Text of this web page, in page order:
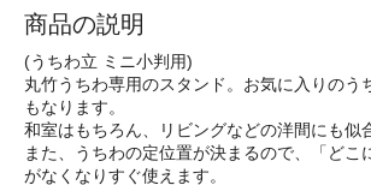
商品の説明
(うちわ立 ミニ小判用)
丸竹うちわ専用のスタンド。お気に入りのう
もなります。
和室はもちろん、リビングなどの洋間にも似
また、うちわの定位置が決まるので、「どこ
がなくなりすぐ使えます。